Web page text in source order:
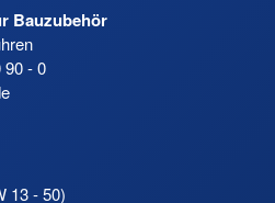
Bauzubehör
90 - 0
13 - 50)